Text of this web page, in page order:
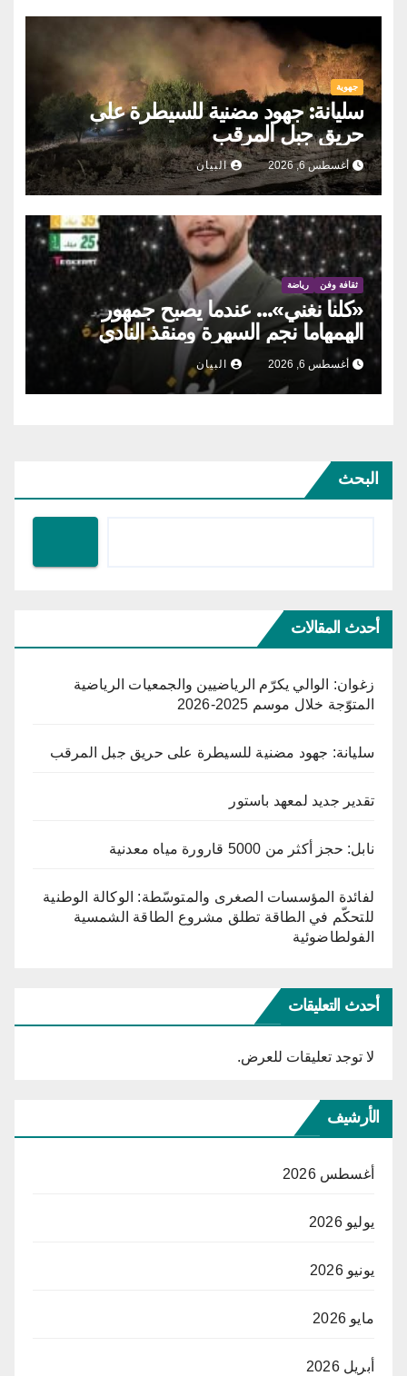
جهوية
سليانة: جهود مضنية للسيطرة على
حريق جبل المرقب
أغسطس 6, 2026 البيان
ثقافة وفن رياضة
«كلنا نغني»… عندما يصبح جمهور
الهمهاما نجم السهرة ومنقذ النادي
أغسطس 6, 2026 البيان
البحث
أحدث المقالات
زغوان: الوالي يكرّم الرياضيين والجمعيات الرياضية
المتوّجة خلال موسم 2025-2026
سليانة: جهود مضنية للسيطرة على حريق جبل المرقب
تقدير جديد لمعهد باستور
نابل: حجز أكثر من 5000 قارورة مياه معدنية
لفائدة المؤسسات الصغرى والمتوسّطة: الوكالة الوطنية
للتحكّم في الطاقة تطلق مشروع الطاقة الشمسية
الفولطاضوئية
أحدث التعليقات
لا توجد تعليقات للعرض.
الأرشيف
أغسطس 2026
يوليو 2026
يونيو 2026
مايو 2026
أبريل 2026